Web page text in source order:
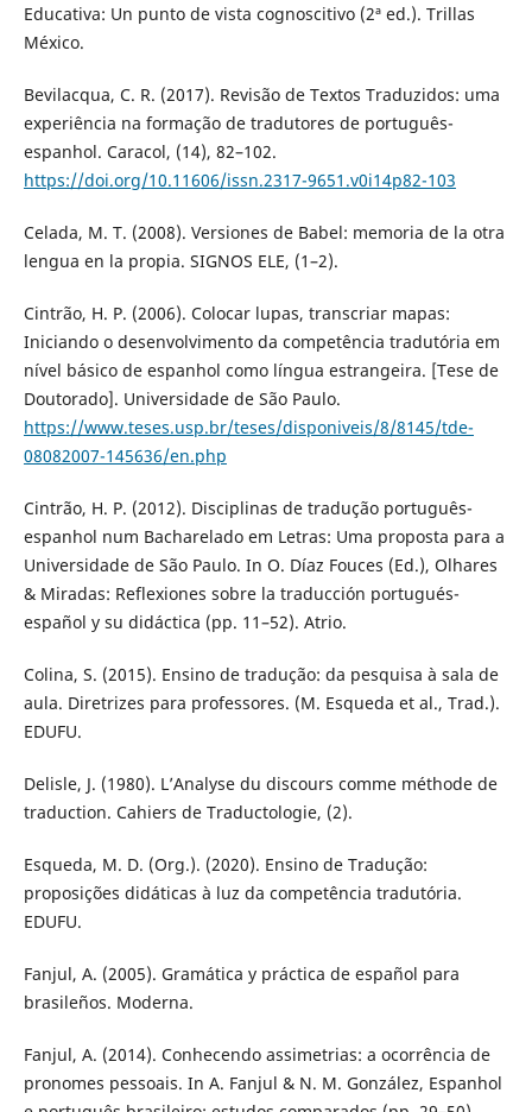
Educativa: Un punto de vista cognoscitivo (2ª ed.). Trillas
México.
Bevilacqua, C. R. (2017). Revisão de Textos Traduzidos: uma
experiência na formação de tradutores de português-
espanhol. Caracol, (14), 82–102.
https://doi.org/10.11606/issn.2317-9651.v0i14p82-103
Celada, M. T. (2008). Versiones de Babel: memoria de la otra
lengua en la propia. SIGNOS ELE, (1–2).
Cintrão, H. P. (2006). Colocar lupas, transcriar mapas:
Iniciando o desenvolvimento da competência tradutória em
nível básico de espanhol como língua estrangeira. [Tese de
Doutorado]. Universidade de São Paulo.
https://www.teses.usp.br/teses/disponiveis/8/8145/tde-
08082007-145636/en.php
Cintrão, H. P. (2012). Disciplinas de tradução português-
espanhol num Bacharelado em Letras: Uma proposta para a
Universidade de São Paulo. In O. Díaz Fouces (Ed.), Olhares
& Miradas: Reflexiones sobre la traducción portugués-
español y su didáctica (pp. 11–52). Atrio.
Colina, S. (2015). Ensino de tradução: da pesquisa à sala de
aula. Diretrizes para professores. (M. Esqueda et al., Trad.).
EDUFU.
Delisle, J. (1980). L’Analyse du discours comme méthode de
traduction. Cahiers de Traductologie, (2).
Esqueda, M. D. (Org.). (2020). Ensino de Tradução:
proposições didáticas à luz da competência tradutória.
EDUFU.
Fanjul, A. (2005). Gramática y práctica de español para
brasileños. Moderna.
Fanjul, A. (2014). Conhecendo assimetrias: a ocorrência de
pronomes pessoais. In A. Fanjul & N. M. González, Espanhol